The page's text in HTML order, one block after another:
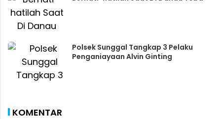
Polsek Sunggal Tangkap 3 Pelaku
Penganiayaan Alvin Ginting
KOMENTAR